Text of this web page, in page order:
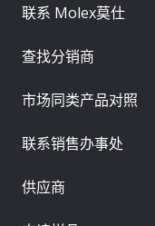
联系 Molex莫仕
查找分销商
市场同类产品对照
联系销售办事处
供应商